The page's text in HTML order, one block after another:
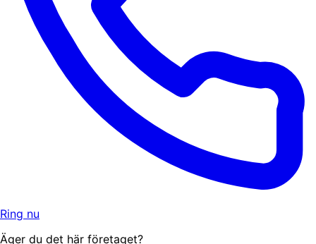
Ring nu
Äger du det här företaget?